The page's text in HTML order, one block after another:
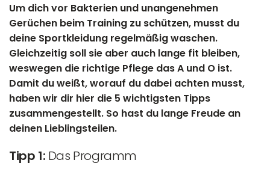
Um dich vor Bakterien und unangenehmen
Gerüchen beim Training zu schützen, musst du
deine Sportkleidung regelmäßig waschen.
Gleichzeitig soll sie aber auch lange fit bleiben,
weswegen die richtige Pflege das A und O ist.
Damit du weißt, worauf du dabei achten musst,
haben wir dir hier die 5 wichtigsten Tipps
zusammengestellt. So hast du lange Freude an
deinen Lieblingsteilen.
Tipp 1: Das Programm